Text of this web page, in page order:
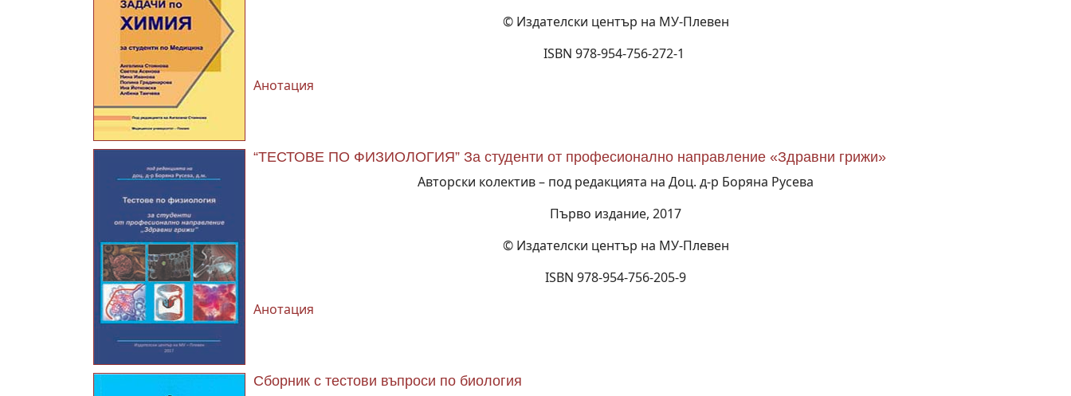
© Издателски център на МУ-Плевен
ISBN 978‐954‐756‐272‐1
Анотация
“ТЕСТОВЕ ПО ФИЗИОЛОГИЯ” За студенти от професионално направление «Здравни грижи»
Авторски колектив – под редакцията на Доц. д-р Боряна Русева
Първо издание, 2017
© Издателски център на МУ-Плевен
ISBN 978-954-756-205-9
Анотация
Сборник с тестови въпроси по биология